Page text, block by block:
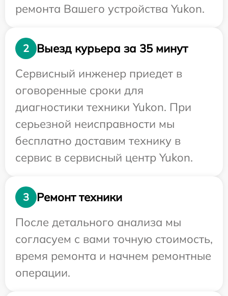
ремонта Вашего устройства Yukon.
2
Выезд курьера за 35 минут
Сервисный инженер приедет в
оговоренные сроки для
диагностики техники Yukon. При
серьезной неисправности мы
бесплатно доставим технику в
сервис в сервисный центр Yukon.
3
Ремонт техники
После детального анализа мы
согласуем с вами точную стоимость,
время ремонта и начнем ремонтные
операции.